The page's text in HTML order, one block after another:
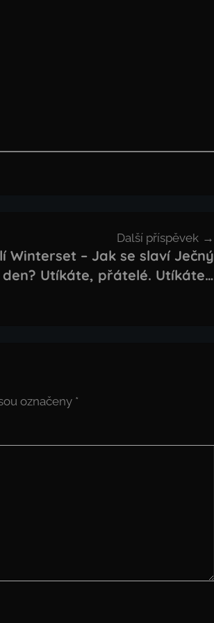
Další příspěvek
Winterset – Jak se slaví Ječný
den? Utíkáte, přátelé. Utíkáte…
označeny *